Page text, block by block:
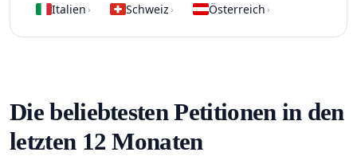
Italien › Schweiz › Österreich ›
Die beliebtesten Petitionen in den
letzten 12 Monaten